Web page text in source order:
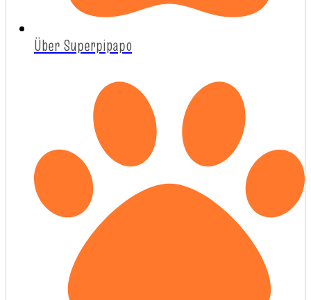
Über Superpipapo